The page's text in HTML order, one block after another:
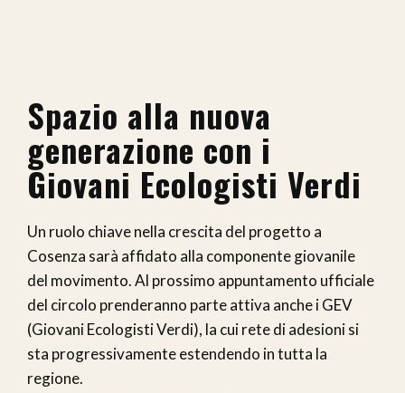
Spazio alla nuova
generazione con i
Giovani Ecologisti Verdi
Un ruolo chiave nella crescita del progetto a
Cosenza sarà affidato alla componente giovanile
del movimento. Al prossimo appuntamento ufficiale
del circolo prenderanno parte attiva anche i GEV
(Giovani Ecologisti Verdi), la cui rete di adesioni si
sta progressivamente estendendo in tutta la
regione.